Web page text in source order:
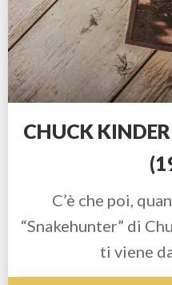
CHUCK
C’è che poi,
“Snakehunter” di
ti viene